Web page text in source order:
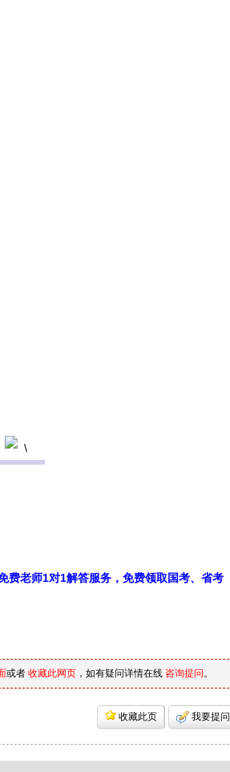
费老师1对1解答服务，免费领取国考、省考
或者 收藏此网页 ，如有疑问详情在线 咨询提问。
收藏此页 我要提问